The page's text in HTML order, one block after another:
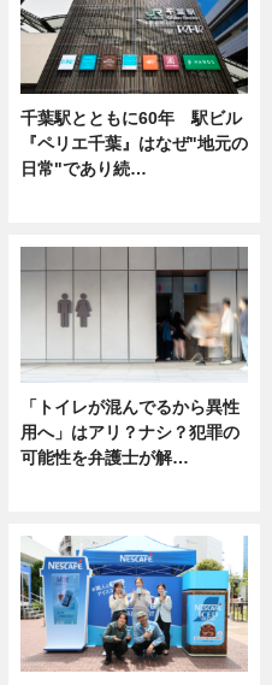
千葉駅とともに60年 駅ビル
『ペリエ千葉』はなぜ"地元の
日常"であり続…
「トイレが混んでるから異性
用へ」はアリ？ナシ？犯罪の
可能性を弁護士が解…